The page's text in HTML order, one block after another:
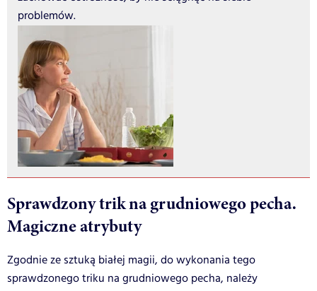
problemów.
Sprawdzony trik na grudniowego pecha.
Magiczne atrybuty
Zgodnie ze sztuką białej magii, do wykonania tego
sprawdzonego triku na grudniowego pecha, należy